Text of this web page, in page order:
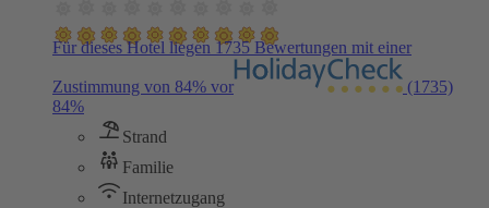
Für dieses Hotel liegen 1735 Bewertungen mit einer
Zustimmung von 84% vor
(1735)
84%
Strand
Familie
Internetzugang